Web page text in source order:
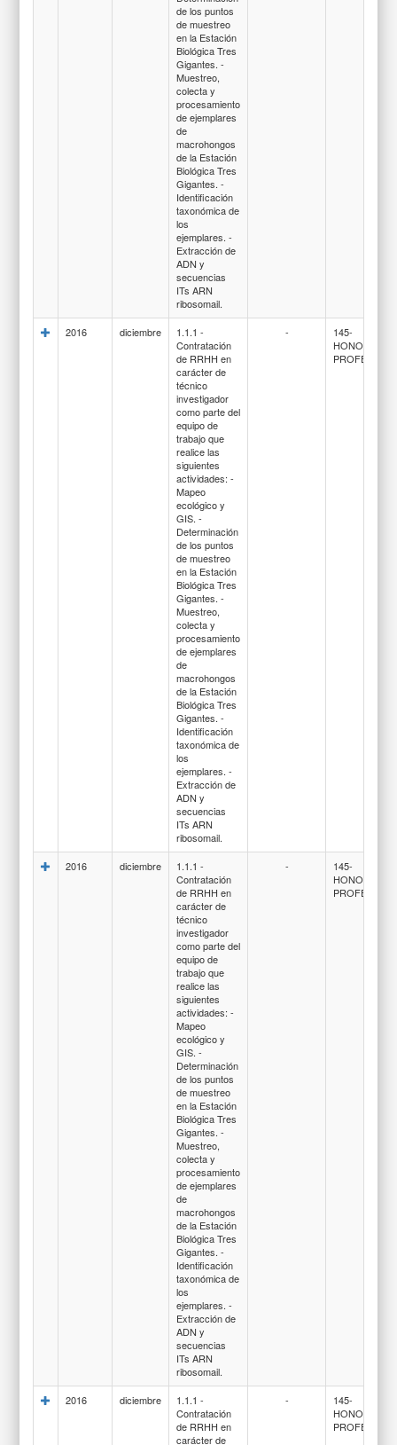
de los puntos
de muestreo
en la Estación
Biológica Tres
Gigantes. -
Muestreo,
colecta y
procesamiento
de ejemplares
de
macrohongos
de la Estación
Biológica Tres
Gigantes. -
Identificación
taxonómica de
los
ejemplares. -
Extracción de
ADN y
secuencias
ITs ARN
ribosomail.
2016
diciembre
1.1.1 -
Contratación
de RRHH en
carácter de
técnico
investigador
como parte del
equipo de
trabajo que
realice las
siguientes
actividades: -
Mapeo
ecológico y
GIS. -
Determinación
de los puntos
de muestreo
en la Estación
Biológica Tres
Gigantes. -
Muestreo,
colecta y
procesamiento
de ejemplares
de
macrohongos
de la Estación
Biológica Tres
Gigantes. -
Identificación
taxonómica de
los
ejemplares. -
Extracción de
ADN y
secuencias
ITs ARN
ribosomail.
-
145-
2016 diciembre
1.1.1 -
Contratación
de RRHH en
carácter de
técnico
investigador
como parte del
equipo de
trabajo que
realice las
siguientes
actividades: -
Mapeo
ecológico y
GIS. -
Determinación
de los puntos
de muestreo
en la Estación
Biológica Tres
Gigantes. -
Muestreo,
colecta y
procesamiento
de ejemplares
de
macrohongos
de la Estación
Biológica Tres
Gigantes. -
Identificación
taxonómica de
los
ejemplares. -
Extracción de
ADN y
secuencias
ITs ARN
ribosomail.
-
145-
2016 diciembre
1.1.1 -
Contratación
de RRHH en
carácter de
-
145-